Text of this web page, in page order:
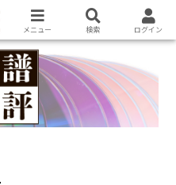
メニュー 検索 ログイン